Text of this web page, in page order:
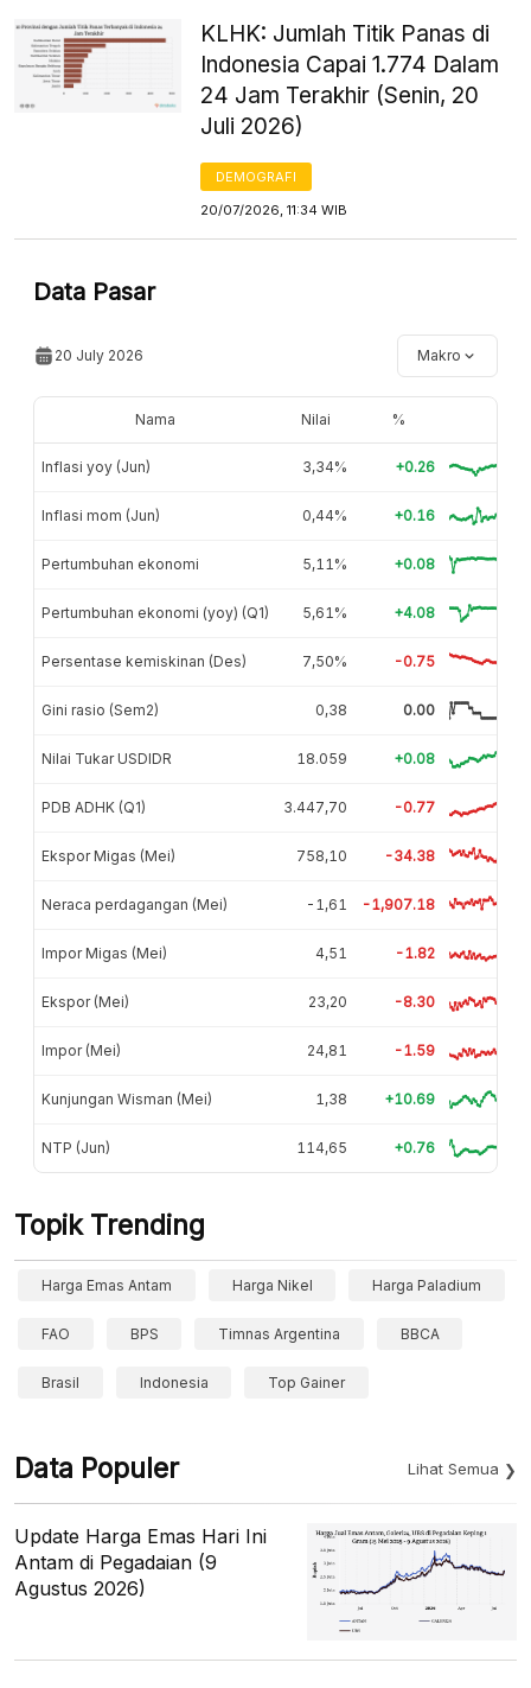
KLHK: Jumlah Titik Panas di
Indonesia Capai 1.774 Dalam
24 Jam Terakhir (Senin, 20
Juli 2026)
DEMOGRAFI
20/07/2026, 11:34 WIB
Data Pasar
20 July 2026 Makro
Nama Nilai %
Inflasi yoy (Jun) 3,34% +0.26
Inflasi mom (Jun) 0,44% +0.16
Pertumbuhan ekonomi 5,11% +0.08
Pertumbuhan ekonomi (yoy) (Q1) 5,61% +4.08
Persentase kemiskinan (Des) 7,50% -0.75
Gini rasio (Sem2) 0,38 0.00
Nilai Tukar USDIDR 18.059 +0.08
PDB ADHK (Q1) 3.447,70 -0.77
Ekspor Migas (Mei) 758,10 -34.38
Neraca perdagangan (Mei) -1,61 -1,907.18
Impor Migas (Mei) 4,51 -1.82
Ekspor (Mei) 23,20 -8.30
Impor (Mei) 24,81 -1.59
Kunjungan Wisman (Mei) 1,38 +10.69
NTP (Jun) 114,65 +0.76
Topik Trending
Harga Emas Antam Harga Nikel Harga Paladium
FAO BPS Timnas Argentina BBCA
Brasil Indonesia Top Gainer
Data Populer Lihat Semua
Update Harga Emas Hari Ini
Antam di Pegadaian (9
Agustus 2026)